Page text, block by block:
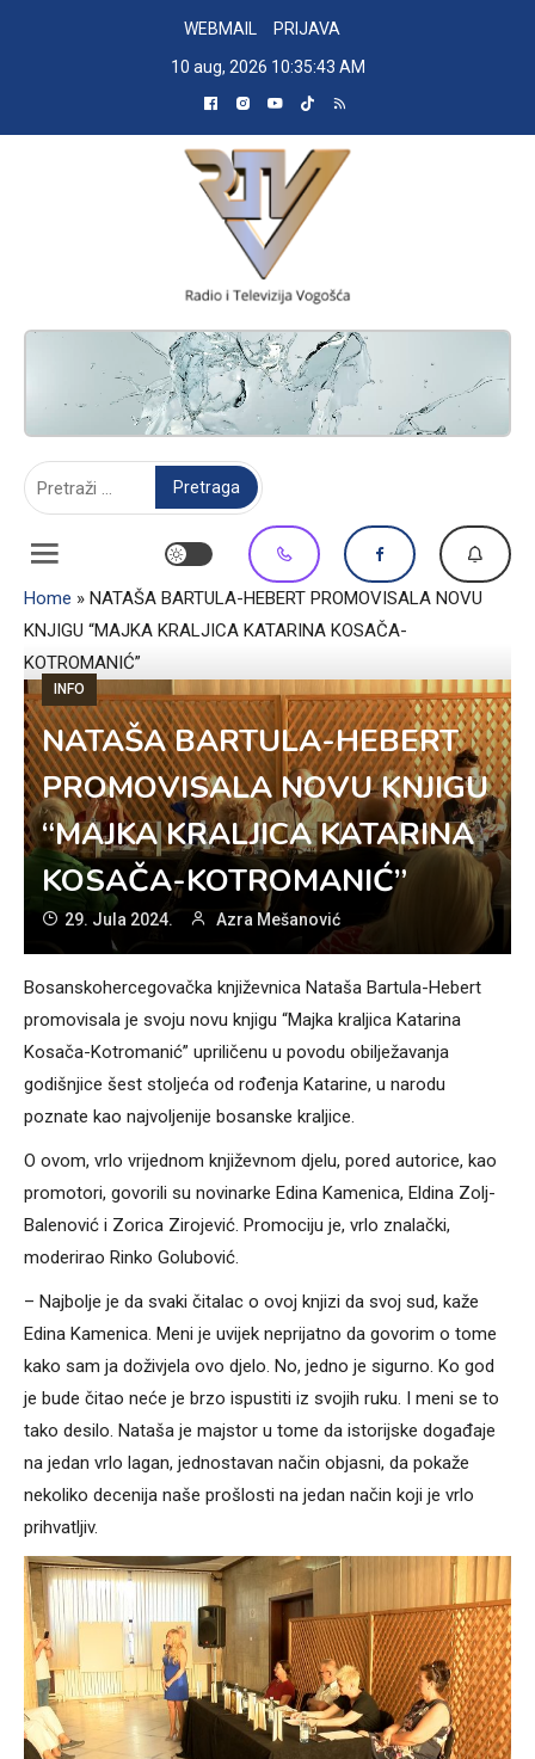
WEBMAIL
PRIJAVA
10 aug, 2026 10:35:44 AM
RADIO TELEVIZIJA VOGOŠĆA
Home » NATAŠA BARTULA-HEBERT PROMOVISALA NOVU
KNJIGU “MAJKA KRALJICA KATARINA KOSAČA-
KOTROMANIĆ”
INFO
NATAŠA BARTULA-HEBERT
PROMOVISALA NOVU KNJIGU
“MAJKA KRALJICA KATARINA
KOSAČA-KOTROMANIĆ”
29. Jula 2024. Azra Mešanović
Bosanskohercegovačka književnica Nataša Bartula-Hebert
promovisala je svoju novu knjigu “Majka kraljica Katarina
Kosača-Kotromanić” upriličenu u povodu obilježavanja
godišnjice šest stoljeća od rođenja Katarine, u narodu
poznate kao najvoljenije bosanske kraljice.
O ovom, vrlo vrijednom književnom djelu, pored autorice, kao
promotori, govorili su novinarke Edina Kamenica, Eldina Zolj-
Balenović i Zorica Zirojević. Promociju je, vrlo znalački,
moderirao Rinko Golubović.
– Najbolje je da svaki čitalac o ovoj knjizi da svoj sud, kaže
Edina Kamenica. Meni je uvijek neprijatno da govorim o tome
kako sam ja doživjela ovo djelo. No, jedno je sigurno. Ko god
je bude čitao neće je brzo ispustiti iz svojih ruku. I meni se to
tako desilo. Nataša je majstor u tome da istorijske događaje
na jedan vrlo lagan, jednostavan način objasni, da pokaže
nekoliko decenija naše prošlosti na jedan način koji je vrlo
prihvatljiv.